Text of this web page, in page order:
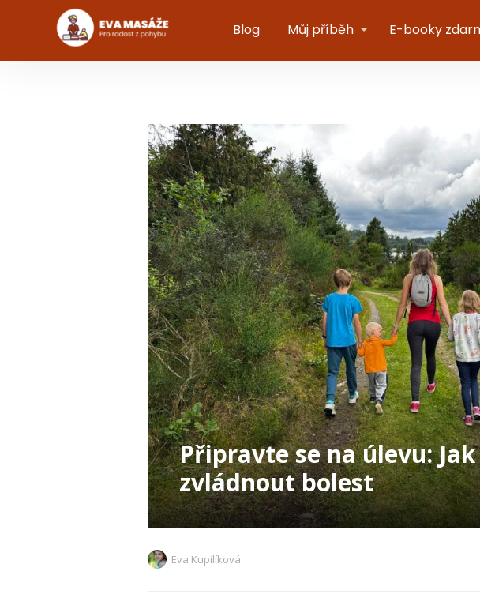
Blog Můj příběh E-booky
Připravte se na úlevu:
zvládnout bolest
Eva Kupilíková